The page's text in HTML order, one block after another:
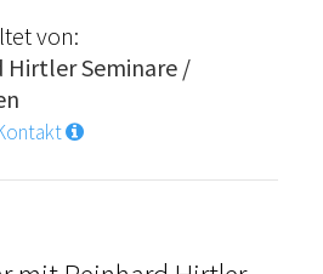
von:
Hirtler Seminare /